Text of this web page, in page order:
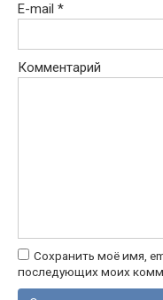
E-mail *
Комментарий
Сохранить моё имя,
последующих моих